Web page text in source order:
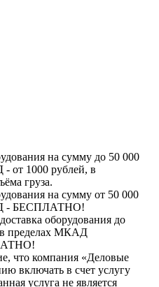
на сумму до 50 000
от 1000 рублей, в
груза.
на сумму от 50 000
- БЕСПЛАТНО!
оборудования до
в пределах МКАД
что компания «Деловые
включать в счет услугу
услуга не является